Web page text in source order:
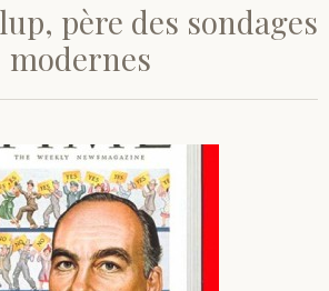
père des sondages
modernes